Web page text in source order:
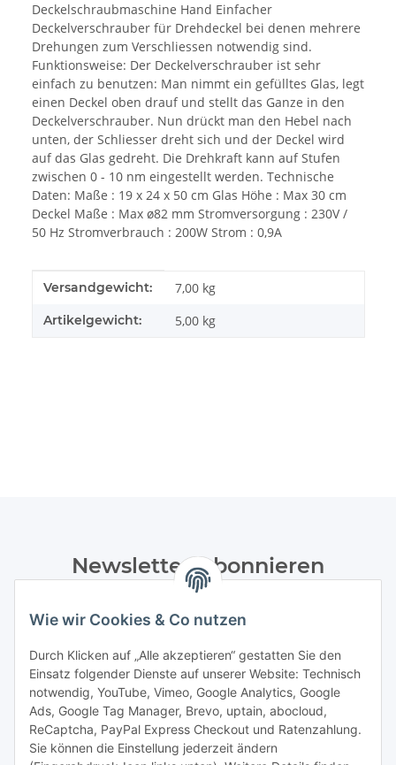
Wie wir Cookies & Co nutzen
Durch Klicken auf „Alle akzeptieren“ gestatten Sie den
Einsatz folgender Dienste auf unserer Website: Technisch
notwendig, YouTube, Vimeo, Google Analytics, Google
Ads, Google Tag Manager, Brevo, uptain, abocloud,
ReCaptcha, PayPal Express Checkout und Ratenzahlung.
Sie können die Einstellung jederzeit ändern
Deckelschraubmaschine Hand Einfacher
Deckelverschrauber für Drehdeckel bei denen mehrere
Drehungen zum Verschliessen notwendig sind.
Funktionsweise: Der Deckelverschrauber ist sehr
einfach zu benutzen: Man nimmt ein gefülltes Glas, legt
einen Deckel oben drauf und stellt das Ganze in den
Deckelverschrauber. Nun drückt man den Hebel nach
unten, der Schliesser dreht sich und der Deckel wird
auf das Glas gedreht. Die Drehkraft kann auf Stufen
zwischen 0 - 10 nm eingestellt werden. Technische
Daten: Maße : 19 x 24 x 50 cm Glas Höhe : Max 30 cm
Deckel Maße : Max ø82 mm Stromversorgung : 230V /
50 Hz Stromverbrauch : 200W Strom : 0,9A
Produkteigenschaft
Wert
Versandgewicht: 7,00 kg
Artikelgewicht: 5,00 kg
Newsletter Abonnieren
Datenschutzerklärungregelmäßig und jederzeit widerruflich
Abonnieren
Newsletter Abonnieren
Gesetzliche Informationen